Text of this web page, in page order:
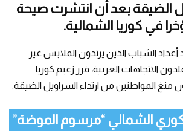
الضيقة بعد أن انتشرت صيحة
في كوريا الشمالية.
أعداد الشباب الذين يرتدون الملابس غير
الاتجاهات الغربية، قرر زعيم كوريا
منغ المواطنين من ارتداء السراويل الضيقة.
الشمالي “مرسوم الموضة”